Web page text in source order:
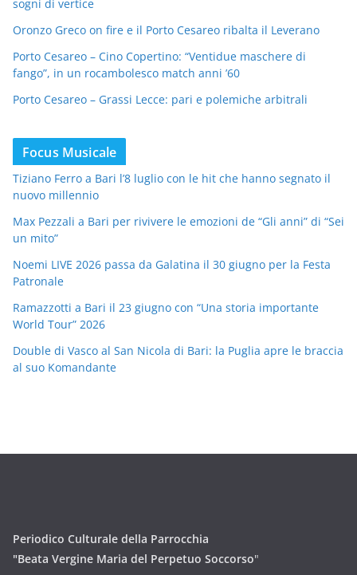
sogni di vertice
Oronzo Greco on fire e il Porto Cesareo ribalta il Leverano
Porto Cesareo – Cino Copertino: “Ventidue maschere di
fango”, in un rocambolesco match anni ’60
Porto Cesareo – Grassi Lecce: pari e polemiche arbitrali
Focus Musicale
Tiziano Ferro a Bari l’8 luglio con le hit che hanno segnato il
nuovo millennio
Max Pezzali a Bari per rivivere le emozioni de “Gli anni” di “Sei
un mito”
Noemi LIVE 2026 passa da Galatina il 30 giugno per la Festa
Patronale
Ramazzotti a Bari il 23 giugno con “Una storia importante
World Tour” 2026
Double di Vasco al San Nicola di Bari: la Puglia apre le braccia
al suo Komandante
Periodico Culturale della Parrocchia
"Beata Vergine Maria del Perpetuo Soccorso"